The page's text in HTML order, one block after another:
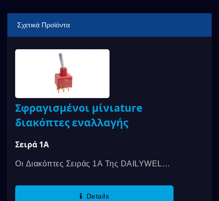
Σχετικά Προϊόντα
Σφραγισμένοι μίνιature
διακόπτες εναλλαγής
Σειρά 1A
Οι Διακόπτες Σειράς 1A Της DAILYWELL
Η Ονομαστική Επαφή...
Details